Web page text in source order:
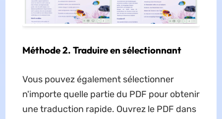
Méthode 2. Traduire en sélectionnant
Vous pouvez également sélectionner
n'importe quelle partie du PDF pour obtenir
une traduction rapide. Ouvrez le PDF dans